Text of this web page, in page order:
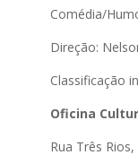
Comédia/
Direção:
Classificação
Oficina
Rua Três